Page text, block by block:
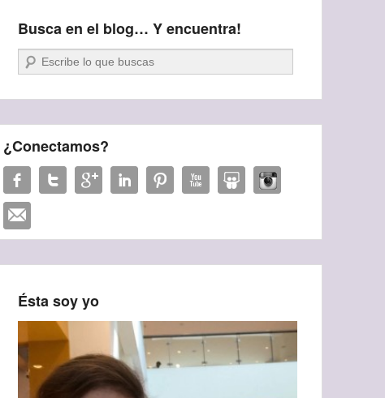
Busca en el blog… Y encuentra!
Buscar
¿Conectamos?
Ésta soy yo